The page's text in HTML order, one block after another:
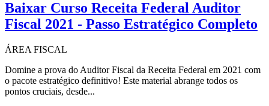
Baixar Curso Receita Federal Auditor
Fiscal 2021 - Passo Estratégico Completo
ÁREA FISCAL
Domine a prova do Auditor Fiscal da Receita Federal em 2021 com
o pacote estratégico definitivo! Este material abrange todos os
pontos cruciais, desde...